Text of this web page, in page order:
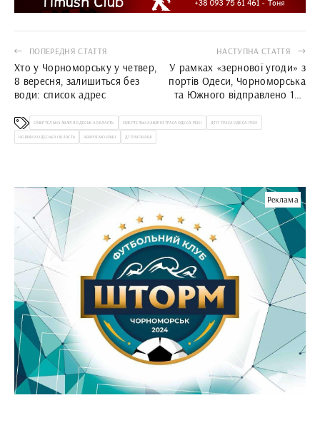
ПОПЕРЕДНЯ СТАТТЯ
Хто у Чорноморську у четвер,
8 вересня, залишиться без
води: список адрес
НАСТУПНА СТАТТЯ
У рамках «зернової угоди» з
портів Одеси, Чорноморська
та Южного відправлено 102
СМЕРТЕЛЬНА АВАРІЯ ОДЕСЬКА ОБЛАСТЬ СМЕРТЕЛЬНА АВАРІЯ ТРАСА ОДЕСА-РЕНІ ДТП ТРАСА ОДЕСА-РЕНІ
НОВИНИ ОДЕСЬКА ОБЛАСТЬ АВАРІЯ МОНАШІ ДТП МОНАШІ
Реклама